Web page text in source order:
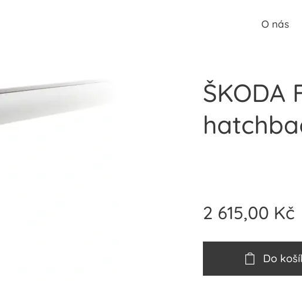
O nás
ŠKODA
2 615,00 Kč
Do